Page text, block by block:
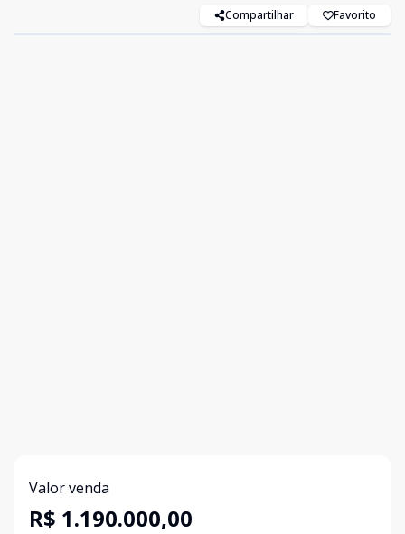
Compartilhar Favorito
Valor venda
R$ 1.190.000,00